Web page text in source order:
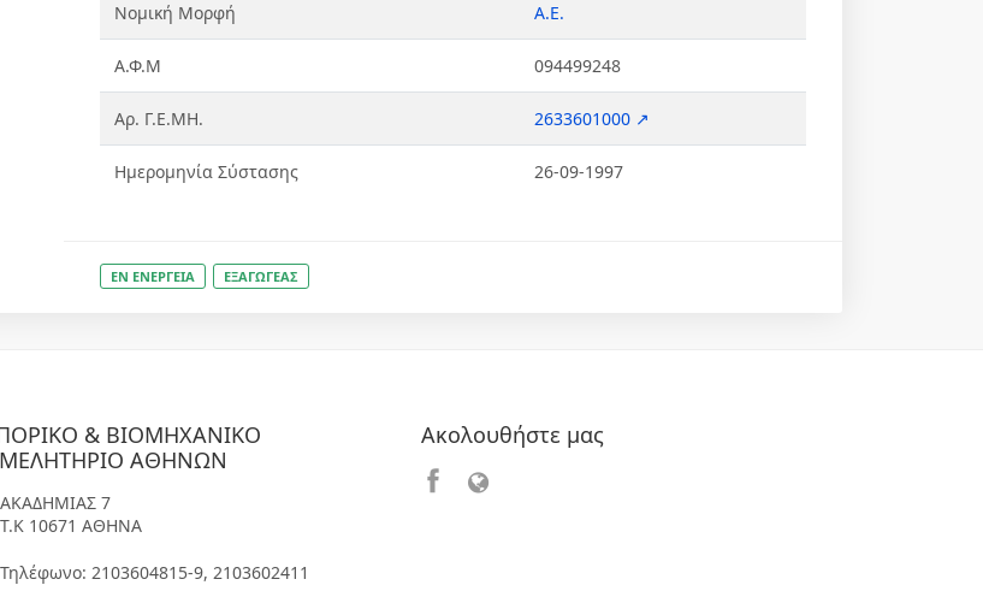
Νομική Μορφή Α.Ε.
Α.Φ.Μ 094499248
Αρ. Γ.Ε.ΜΗ. 2633601000 ↗
Ημερομηνία Σύστασης 26-09-1997
ΕΝ ΕΝΕΡΓΕΙΑ ΕΞΑΓΩΓΕΑΣ
& ΒΙΟΜΗΧΑΝΙΚΟ
ΑΘΗΝΩΝ
ΑΚΑΔΗΜΙΑΣ 7
T.K 10671 ΑΘΗΝΑ
Τηλέφωνο: 2103604815-9, 2103602411
Ακολουθήστε μας